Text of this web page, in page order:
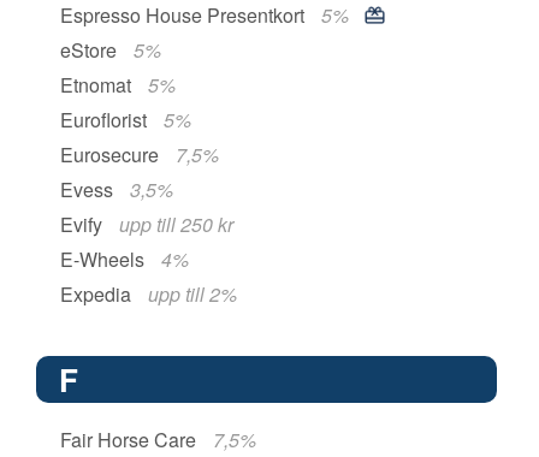
Espresso House Presentkort
5%
eStore
5%
Etnomat
5%
Euroflorist
5%
Eurosecure
7,5%
Evess
3,5%
Evify
upp till 250 kr
E-Wheels
4%
Expedia
upp till 2%
F
Fair Horse Care
7,5%